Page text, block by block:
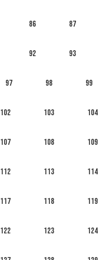
86 87
92 93
97 98 99
102 103 104
107 108 109
112 113 114
117 118 119
122 123 124